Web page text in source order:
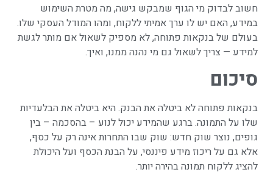
חשוב לבדוק מי הגוף שמבקש גישה, מה מטרת השימוש
במידע, האם יש לו ערך אמיתי ללקוח, ומהו המודל העסקי שלו.
בעולם של בנקאות פתוחה, לא מספיק לשאול אם מותר לגשת
למידע — צריך לשאול גם מי נהנה ממנו, ואיך.
סיכום
בנקאות פתוחה לא ביטלה את הבנק. היא ביטלה את הבלעדיות
שלו על התמונה. ברגע שהמידע יכול לנוע – בהסכמה – בין
גופים, נוצר שוק חדש: שוק שבו התחרות אינה רק על כסף,
אלא גם על ריכוז מידע פיננסי, על הבנת הכסף ועל היכולת
להציג ללקוח תמונה בהירה יותר.